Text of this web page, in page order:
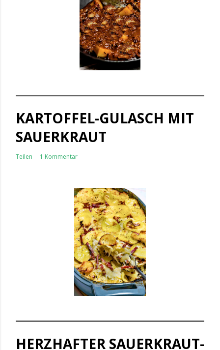
KARTOFFEL-GULASCH MIT
SAUERKRAUT
Teilen 1 Kommentar
HERZHAFTER SAUERKRAUT-